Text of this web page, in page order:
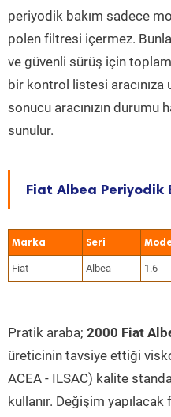
periyodik bakım sadece
polen filtresi içermez.
ve güvenli sürüş için
bir kontrol listesi aracınıza
sonucu aracınızın durumu
sunulur.
Fiat Albea Periyodik
Marka Seri
Fiat Albea 1.6
Pratik araba; 2000 Fiat
üreticinin tavsiye ettiği
ACEA - ILSAC) kalite
kullanır. Değişim